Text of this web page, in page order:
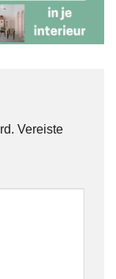
Vereiste